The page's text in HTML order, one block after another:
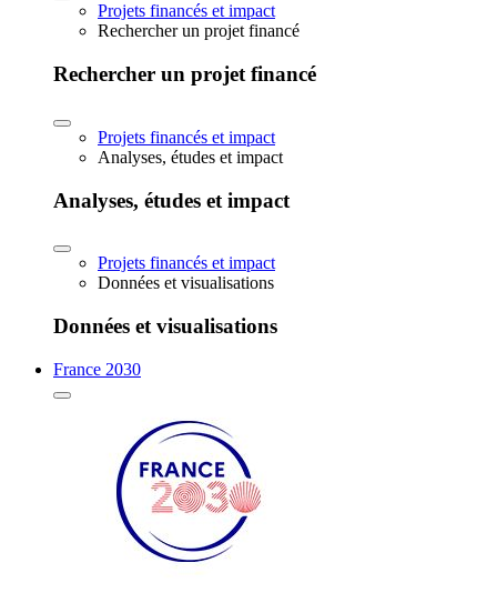
Projets financés et impact
Rechercher un projet financé
Rechercher un projet financé
Projets financés et impact
Analyses, études et impact
Analyses, études et impact
Projets financés et impact
Données et visualisations
Données et visualisations
France 2030